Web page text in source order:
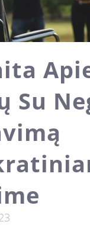
Su